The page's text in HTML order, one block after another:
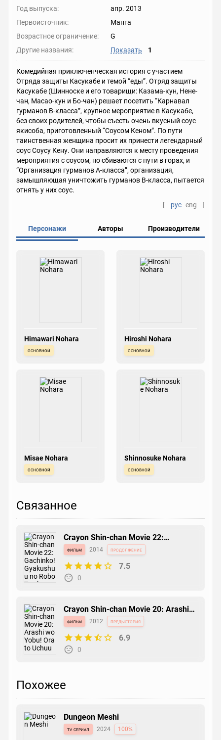
Год выпуска:
апр. 2013
Первоисточник:
Манга
Возрастное ограничение:
G
Другие названия:
Показать 1
Комедийная приключенческая история с участием
Отряда защиты Касукабе и темой “еды”. Отряд защиты
Касукабе (Шинноске и его товарищи: Казама-кун, Нене-
чан, Масао-кун и Бо-чан) решает посетить “Карнавал
гурманов B-класса”, крупное мероприятие в Касукабе,
без своих родителей, чтобы съесть очень вкусный соус
якисоба, приготовленный “Соусом Кеном”. По пути
таинственная женщина просит их принести легендарный
соус Соусу Кену. Они направляются к месту проведения
мероприятия с соусом, но сбиваются с пути в горах, и
“Организация гурманов A-класса”, организация,
замышляющая уничтожить гурманов B-класса, пытается
отнять у них соус.
[
рус eng ]
Персонажи Авторы Производители
Himawari Nohara
основной
Hiroshi Nohara
основной
Misae Nohara
основной
Shinnosuke Nohara
основной
Связанное
Crayon Shin-chan Movie 22:
Gachinko! Gyakushuu no Robo To-
chan
фильм 2014 продолжение
7.5
0
Crayon Shin-chan Movie 20: Arashi
wo Yobu! Ora to Uchuu no Princess
фильм 2012 предыстория
6.9
0
Похожее
Dungeon Meshi
tv сериал 2024 100%